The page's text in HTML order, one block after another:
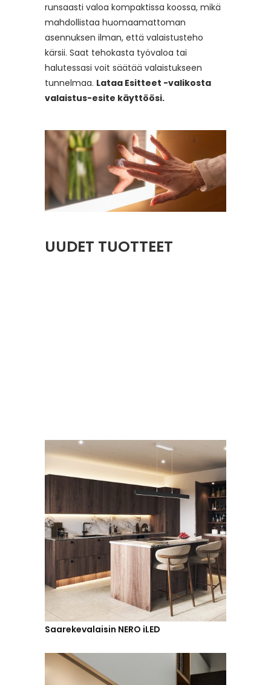
runsaasti valoa kompaktissa koossa, mikä
mahdollistaa huomaamattoman
asennuksen ilman, että valaistusteho
kärsii. Saat tehokasta työvaloa tai
halutessasi voit säätää valaistukseen
tunnelmaa. Lataa Esitteet -valikosta
valaistus-esite käyttöösi.
UUDET TUOTTEET
Saarekevalaisin NERO iLED